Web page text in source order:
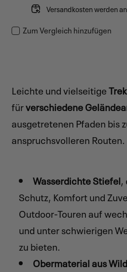
Versandkosten werden
Zum Vergleich hinzufügen
Leichte und vielseitige
fürverschiedene
ausgetretenen Pfaden bis
anspruchsvolleren Routen.
Wasserdichte Stiefel,
Schutz, Komfort und
Outdoor-Touren auf
und unter schwierigen
zu bieten.
Obermaterial aus